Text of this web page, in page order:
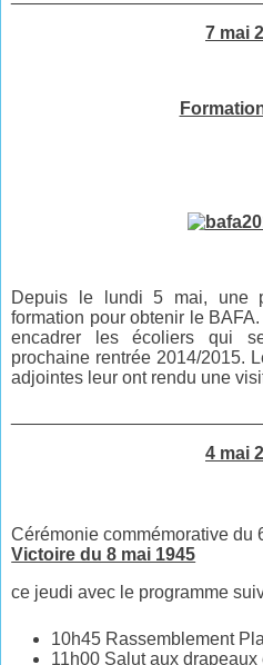
7 mai
Depuis le lundi 5 mai, une
formation pour obtenir le
encadrer les écoliers qui
prochaine rentrée 2014/2015.
adjointes leur ont rendu une
4 mai
Cérémonie commémorative du
Victoire du 8 mai 1945
ce jeudi avec le programme
10h45 Rassemblement
11h00 Salut aux